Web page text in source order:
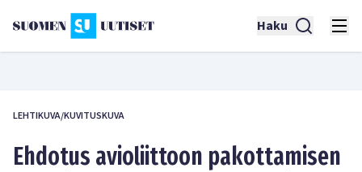
Haku
LEHTIKUVA/KUVITUSKUVA
Ehdotus avioliittoon pakottamisen